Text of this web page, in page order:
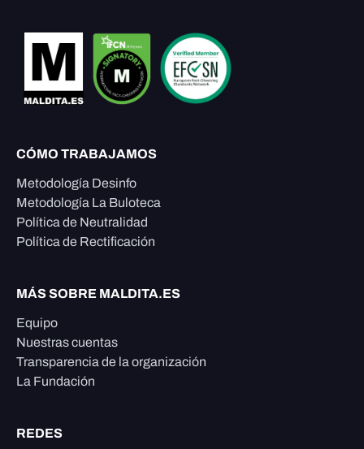
CÓMO TRABAJAMOS
Metodología Desinfo
Metodología La Buloteca
Política de Neutralidad
Política de Rectificación
MÁS SOBRE MALDITA.ES
Equipo
Nuestras cuentas
Transparencia de la organización
La Fundación
REDES